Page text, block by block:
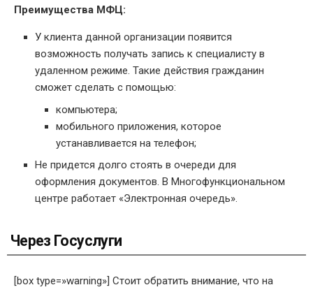
Преимущества МФЦ:
У клиента данной организации появится
возможность получать запись к специалисту в
удаленном режиме. Такие действия гражданин
сможет сделать с помощью:
компьютера;
мобильного приложения, которое
устанавливается на телефон;
Не придется долго стоять в очереди для
оформления документов. В Многофункциональном
центре работает «Электронная очередь».
Через Госуслуги
[box type=»warning»] Стоит обратить внимание, что на